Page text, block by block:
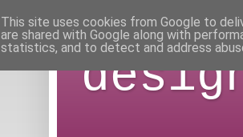
This site uses cookies from Google to
are shared with Google along with
statistics, and to detect and address